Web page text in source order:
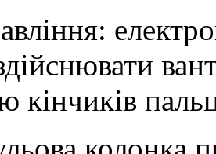
кінчиків